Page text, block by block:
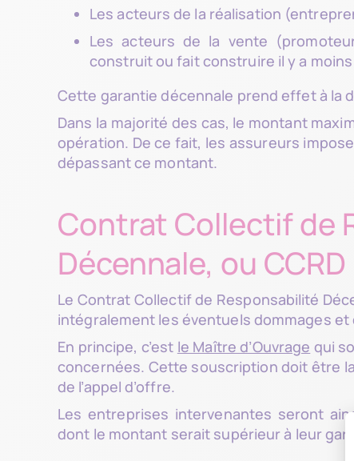
Les acteurs de la réalisation
Les acteurs de la vente
construit ou fait construire il y a moins
Cette garantie décennale prend effet à la
Dans la majorité des cas, le montant
opération. De ce fait, les assureurs
dépassant ce montant.
Contrat Collectif de
Décennale, ou CCRD
Le Contrat Collectif de Responsabilité
intégralement les éventuels dommages
En principe, c’est le Maître d’Ouvrage qui
concernées. Cette souscription doit être
de l’appel d’offre.
Les entreprises intervenantes seront
dont le montant serait supérieur à leur